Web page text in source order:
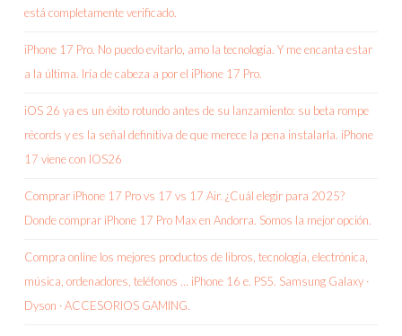
está completamente verificado.
iPhone 17 Pro. No puedo evitarlo, amo la tecnología. Y me encanta estar
a la última. Iría de cabeza a por el iPhone 17 Pro.
iOS 26 ya es un éxito rotundo antes de su lanzamiento: su beta rompe
récords y es la señal definitiva de que merece la pena instalarla. iPhone
17 viene con IOS26
Comprar iPhone 17 Pro vs 17 vs 17 Air. ¿Cuál elegir para 2025?
Donde comprar iPhone 17 Pro Max en Andorra. Somos la mejor opción.
Compra online los mejores productos de libros, tecnología, electrónica,
música, ordenadores, teléfonos … iPhone 16 e. PS5. Samsung Galaxy ·
Dyson · ACCESORIOS GAMING.